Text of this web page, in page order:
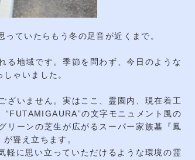
ていたらもう冬の足音が近くまで。
る地域です。季節を問わず、今日のような
ゃいました。
いません。実はここ、霊園内、現在着工
の文字モニュメント風の
リーンの芝生が広がるスーパー家族墓『鳳
聳え立ちます。
軽に思い立っていただけるような環境の霊